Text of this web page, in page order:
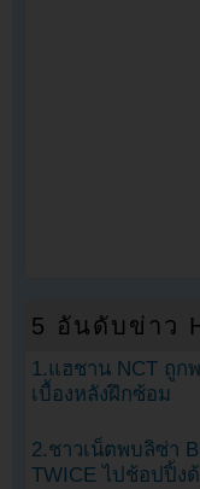
5 อันดับข่าว
1.แฮชาน NCT ถูก
เบื้องหลังฝึกซ้อม
2.ชาวเน็ตพบลิซ่า
TWICE ไปช้อปปิ้ง